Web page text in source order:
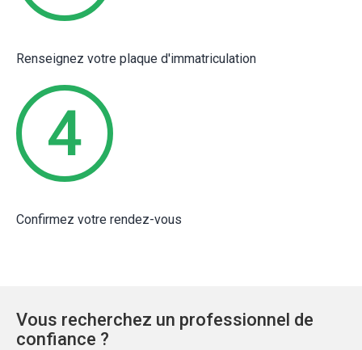
Renseignez votre plaque d'immatriculation
Confirmez votre rendez-vous
Vous recherchez un professionnel de
confiance ?